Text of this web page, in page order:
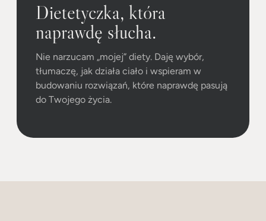
Dietetyczka, która
naprawdę słucha.
Nie narzucam „mojej” diety. Daję wybór,
tłumaczę, jak działa ciało i wspieram w
budowaniu rozwiązań, które naprawdę pasują
do Twojego życia.